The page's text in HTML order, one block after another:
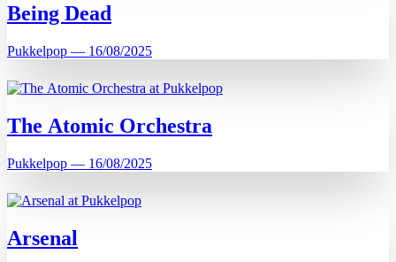
Being Dead
Pukkelpop — 16/08/2025
The Atomic Orchestra
Pukkelpop — 16/08/2025
Arsenal